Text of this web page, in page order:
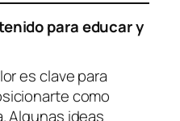
para educar y
es clave para
como
Algunas ideas